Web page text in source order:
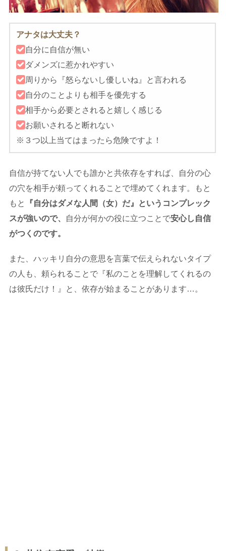
アナタは大丈夫？
自分に自信が無い
ダメンズに惹かれやすい
周りから『怒らないし優しいね』と言われる
自分のことよりも相手を優先する
相手から必要とされると嬉しく感じる
お願いされると断れない
※３つ以上当てはまったら危険ですよ！
自信が持てない人でも誰かと共依存をすれば、自分の心
の穴を相手が頼ってくれることで埋めてくれます。もと
もと
『自分はダメな人間（女）だ』というコンプレック
スが強いので、
自分が何かの役に立つことで安心し自信
がつくのです。
また、ハッキリ自分の意思を言葉で伝えられないタイプ
の人も、頼られることで『私のことを理解してくれるの
は彼氏だけ！』と、依存が始まることがあります…。